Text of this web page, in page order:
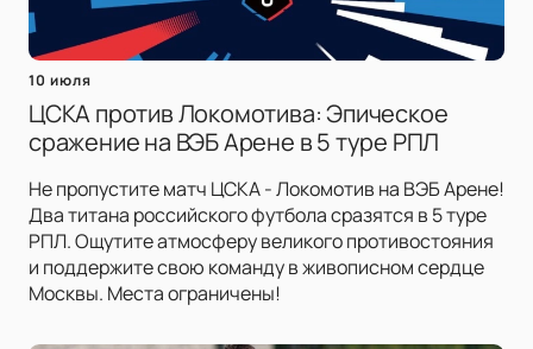
10 июля
ЦСКА против Локомотива: Эпическое
сражение на ВЭБ Арене в 5 туре РПЛ
Не пропустите матч ЦСКА - Локомотив на ВЭБ Арене!
Два титана российского футбола сразятся в 5 туре
РПЛ. Ощутите атмосферу великого противостояния
и поддержите свою команду в живописном сердце
Москвы. Места ограничены!